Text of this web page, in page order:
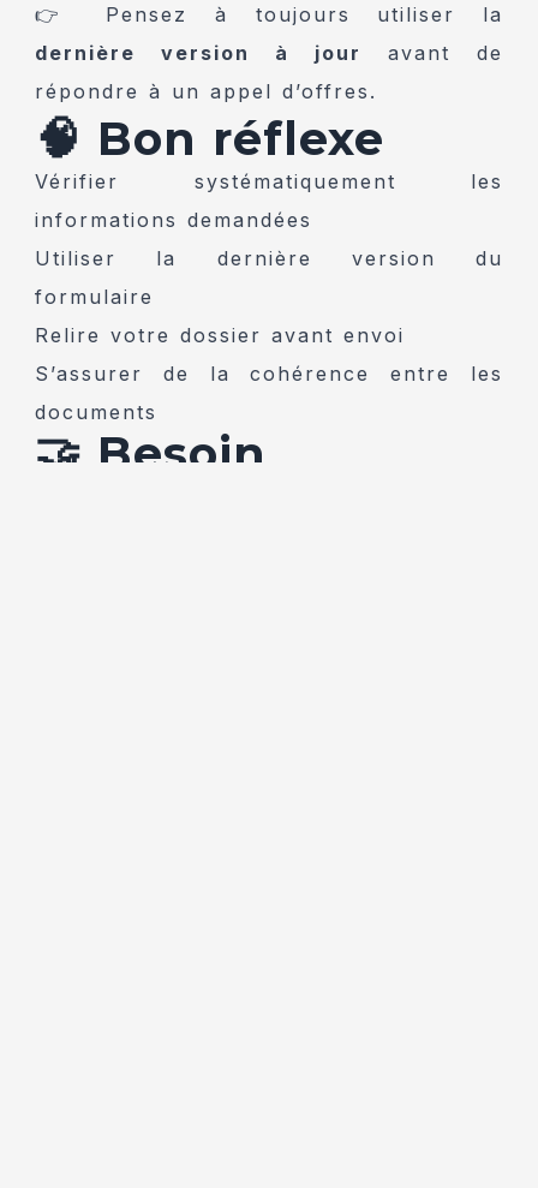
👉 Pensez à toujours utiliser la
dernière version à jour
avant de
répondre à un appel d’offres.
🧠 Bon réflexe
Vérifier systématiquement les
informations demandées
Utiliser la dernière version du
formulaire
Relire votre dossier avant envoi
S’assurer de la cohérence entre les
documents
🤝 Besoin